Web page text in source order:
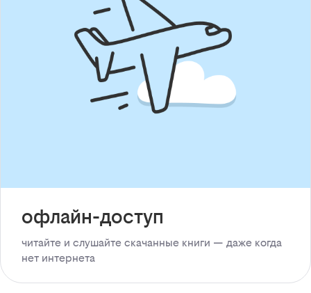
офлайн-доступ
читайте и слушайте скачанные книги — даже когда
нет интернета